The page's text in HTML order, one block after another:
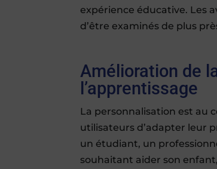
expérience éducative. Les
d’être examinés de plus
Amélioration de
l’apprentissage
La personnalisation est au
utilisateurs d’adapter leur
un étudiant, un
souhaitant aider son